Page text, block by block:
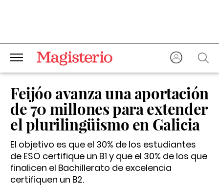
Feijóo avanza una aportación
de 70 millones para extender
el plurilingüismo en Galicia
El objetivo es que el 30% de los estudiantes
de ESO certifique un B1 y que el 30% de los que
finalicen el Bachillerato de excelencia
certifiquen un B2.